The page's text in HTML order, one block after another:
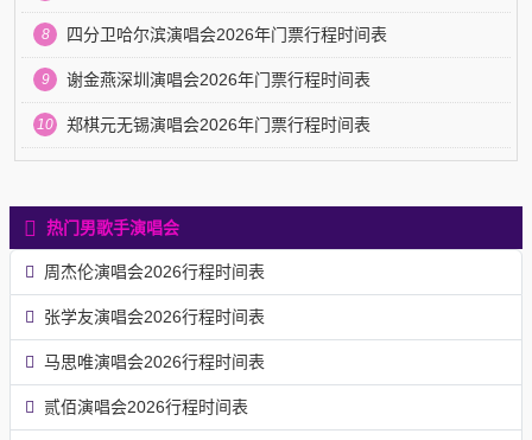
8 四分卫哈尔滨演唱会2026年门票行程时间表
9 谢金燕深圳演唱会2026年门票行程时间表
10 郑棋元无锡演唱会2026年门票行程时间表
热门男歌手演唱会
周杰伦演唱会2026行程时间表
张学友演唱会2026行程时间表
马思唯演唱会2026行程时间表
贰佰演唱会2026行程时间表